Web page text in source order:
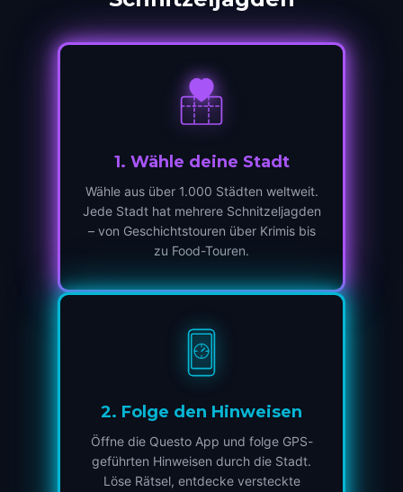
1. Wähle deine Stadt
Wähle aus über 1.000 Städten weltweit.
Jede Stadt hat mehrere Schnitzeljagden
– von Geschichtstouren über Krimis bis
zu Food-Touren.
2. Folge den Hinweisen
Öffne die Questo App und folge GPS-
geführten Hinweisen durch die Stadt.
Löse Rätsel, entdecke versteckte